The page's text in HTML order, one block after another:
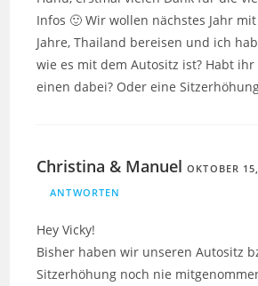
Infos 🙂 Wir wollen nächstes Jahr
Jahre, Thailand bereisen und ich
wie es mit dem Autositz ist? Habt ihr
einen dabei? Oder eine
Christina & Manuel OKTOBER
ANTWORTEN
Hey Vicky!
Bisher haben wir unseren Autositz
Sitzerhöhung noch nie